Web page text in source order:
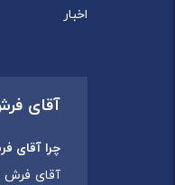
اخبار
آقای
چرا آقای
آقای فرش